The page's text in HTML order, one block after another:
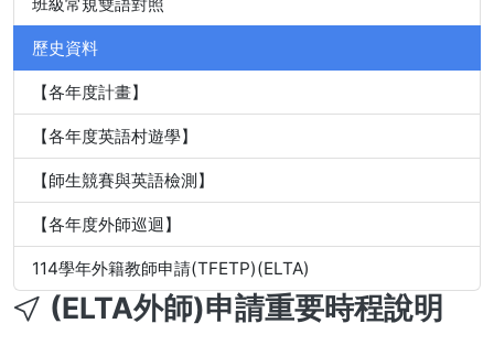
歷史資料
【各年度計畫】
【各年度英語村遊學】
【師生競賽與英語檢測】
【各年度外師巡迴】
114學年外籍教師申請(TFETP)(ELTA)
(ELTA外師)申請重要時程說明